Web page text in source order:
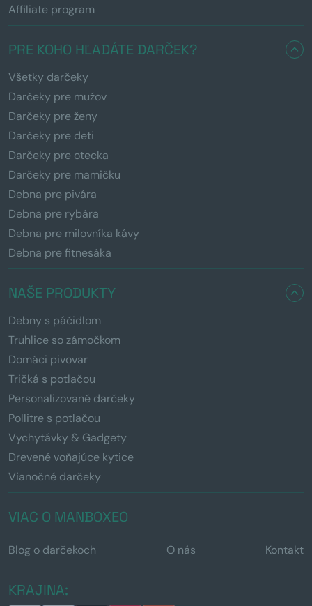
Affiliate program
PRE KOHO HĽADÁTE DARČEK?
Všetky darčeky
Darčeky pre mužov
Darčeky pre ženy
Darčeky pre deti
Darčeky pre otecka
Darčeky pre mamičku
Debna pre pivára
Debna pre rybára
Debna pre milovníka kávy
Debna pre fitnesáka
NAŠE PRODUKTY
Debny s páčidlom
Truhlice so zámočkom
Domáci pivovar
Tričká s potlačou
Personalizované darčeky
Pollitre s potlačou
Vychytávky & Gadgety
Drevené voňajúce kytice
Vianočné darčeky
VIAC O MANBOXEO
Blog o darčekoch O nás Kontakt
KRAJINA: